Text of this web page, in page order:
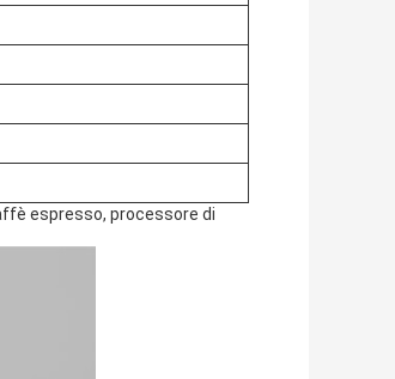
espresso, processore di